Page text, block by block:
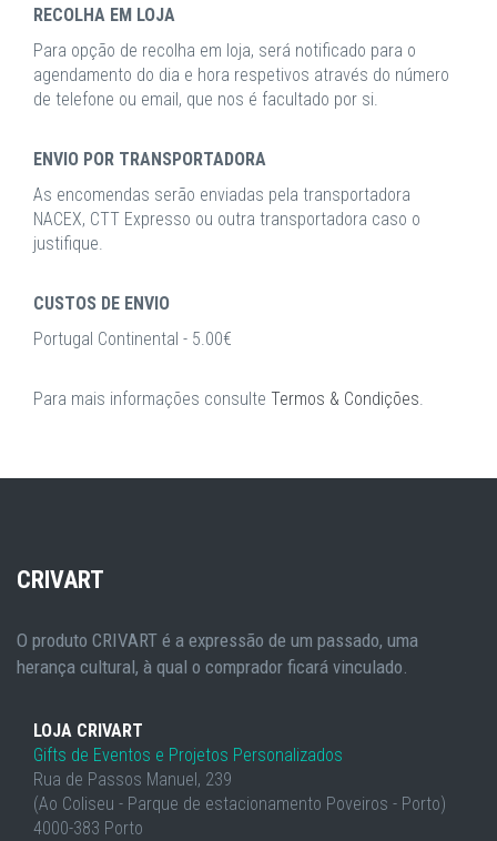
RECOLHA EM LOJA
Para opção de recolha em loja, será notificado para o
agendamento do dia e hora respetivos através do número
de telefone ou email, que nos é facultado por si.
ENVIO POR TRANSPORTADORA
As encomendas serão enviadas pela transportadora
NACEX, CTT Expresso ou outra transportadora caso o
justifique.
CUSTOS DE ENVIO
Portugal Continental - 5.00€
Para mais informações consulte Termos & Condições.
CRIVART
O produto CRIVART é a expressão de um passado, uma
herança cultural, à qual o comprador ficará vinculado.
LOJA CRIVART
Gifts de Eventos e Projetos Personalizados
Rua de Passos Manuel, 239
(Ao Coliseu - Parque de estacionamento Poveiros - Porto)
4000-383 Porto